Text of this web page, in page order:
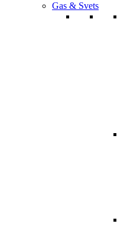
Gas & Svets